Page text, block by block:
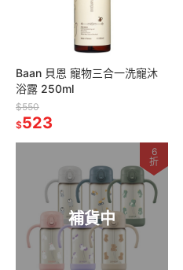
Baan 貝恩 寵物三合一洗寵沐
浴露 250ml
$550
$523
補貨中
6
折